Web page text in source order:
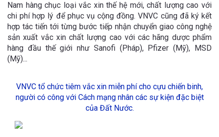
Nam hàng chục loại vắc xin thế hệ mới, chất lượng cao với
chi phí hợp lý để phục vụ cộng đồng. VNVC cũng đã ký kết
hợp tác tiến tới từng bước tiếp nhận chuyển giao công nghệ
sản xuất vắc xin chất lượng cao với các hãng dược phẩm
hàng đầu thế giới như Sanofi (Pháp), Pfizer (Mỹ), MSD
(Mỹ)...
VNVC tổ chức tiêm vắc xin miễn phí cho cựu chiến binh,
người có công với Cách mạng nhân các sự kiện đặc biệt
của Đất Nước.